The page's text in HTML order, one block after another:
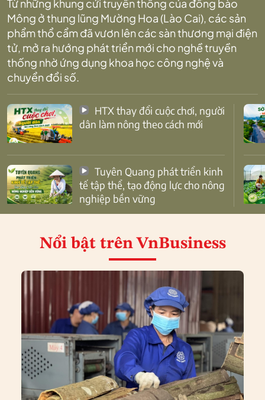
Từ những khung cửi truyền thống của đồng bào
Mông ở thung lũng Mường Hoa (Lào Cai), các sản
phẩm thổ cẩm đã vươn lên các sàn thương mại điện
tử, mở ra hướng phát triển mới cho nghề truyền
thống nhờ ứng dụng khoa học công nghệ và
chuyển đổi số.
dân làm nông theo cách mới
tế tập thể, tạo động lực cho nông
nghiệp bền vững
Nổi bật trên VnBusiness